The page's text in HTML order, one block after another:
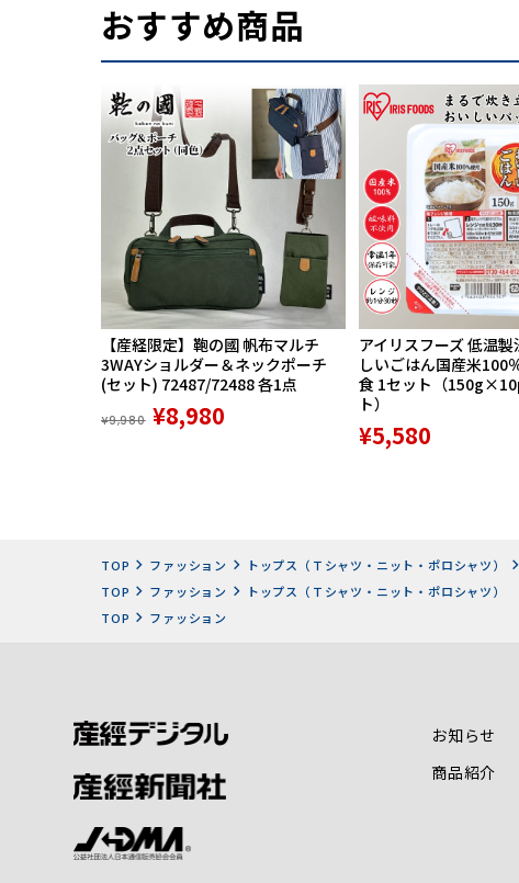
おすすめ商品
【産経限定】鞄の國 帆布マルチ
3WAYショルダー＆ネックポーチ
(セット) 72487/72488 各1点
¥9,980 ¥8,980
アイリスフーズ 低温
しいごはん国産米
食 1セット（
ト）
¥5,580
TOP ファッション トップス（Ｔシャツ・ニット・ポロシャツ）
TOP
ファッション
トップス（Ｔシャツ・ニット・ポロシャツ）
TOP
ファッション
お知らせ
商品紹介